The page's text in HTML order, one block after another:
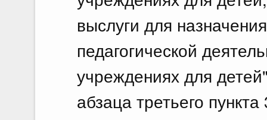
выслуги для
педагогической
учреждениях для
абзаца третьего